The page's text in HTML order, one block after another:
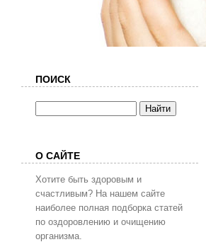
ПОИСК
О САЙТЕ
Хотите быть здоровым и
счастливым? На нашем сайте
наиболее полная подборка статей
по оздоровлению и очищению
организма.